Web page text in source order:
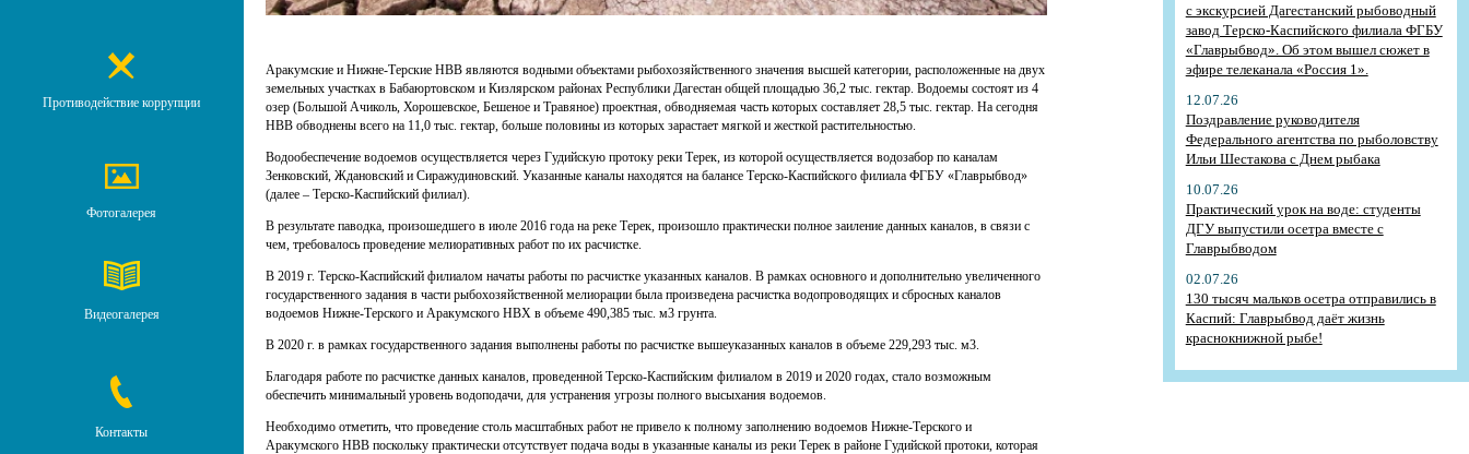
Противодействие коррупции
Фотогалерея
Видеогалерея
Контакты
Аракумские и Нижне-Терские НВВ являются водными объектами рыбохозяйственного значения высшей категории, расположенные на двух
земельных участках в Бабаюртовском и Кизлярском районах Республики Дагестан общей площадью 36,2 тыс. гектар. Водоемы состоят из 4
озер (Большой Ачиколь, Хорошевское, Бешеное и Травяное) проектная, обводняемая часть которых составляет 28,5 тыс. гектар. На сегодня
НВВ обводнены всего на 11,0 тыс. гектар, больше половины из которых зарастает мягкой и жесткой растительностью.
Водообеспечение водоемов осуществляется через Гудийскую протоку реки Терек, из которой осуществляется водозабор по каналам
Зенковский, Ждановский и Сиражудиновский. Указанные каналы находятся на балансе Терско-Каспийского филиала ФГБУ «Главрыбвод»
(далее – Терско-Каспийский филиал).
В результате паводка, произошедшего в июле 2016 года на реке Терек, произошло практически полное заиление данных каналов, в связи с
чем, требовалось проведение мелиоративных работ по их расчистке.
В 2019 г. Терско-Каспийский филиалом начаты работы по расчистке указанных каналов. В рамках основного и дополнительно увеличенного
государственного задания в части рыбохозяйственной мелиорации была произведена расчистка водопроводящих и сбросных каналов
водоемов Нижне-Терского и Аракумского НВХ в объеме 490,385 тыс. м3 грунта.
В 2020 г. в рамках государственного задания выполнены работы по расчистке вышеуказанных каналов в объеме 229,293 тыс. м3.
Благодаря работе по расчистке данных каналов, проведенной Терско-Каспийским филиалом в 2019 и 2020 годах, стало возможным
обеспечить минимальный уровень водоподачи, для устранения угрозы полного высыхания водоемов.
Необходимо отметить, что проведение столь масштабных работ не привело к полному заполнению водоемов Нижне-Терского и
Аракумского НВВ поскольку практически отсутствует подача воды в указанные каналы из реки Терек в районе Гудийской протоки, которая
с экскурсией Дагестанский рыбоводный
завод Терско-Каспийского филиала ФГБУ
«Главрыбвод». Об этом вышел сюжет в
эфире телеканала «Россия 1».
12.07.26
Поздравление руководителя
Федерального агентства по рыболовству
Ильи Шестакова с Днем рыбака
10.07.26
Практический урок на воде: студенты
ДГУ выпустили осетра вместе с
Главрыбводом
02.07.26
130 тысяч мальков осетра отправились в
Каспий: Главрыбвод даёт жизнь
краснокнижной рыбе!